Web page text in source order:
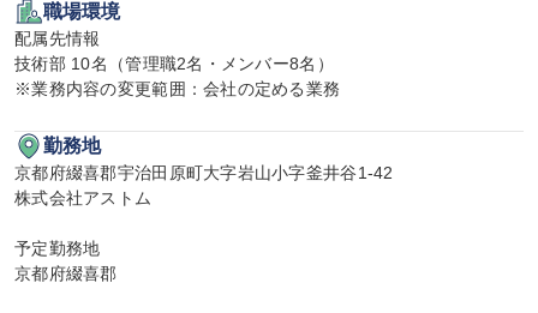
職場環境
配属先情報
技術部 10名（管理職2名・メンバー8名）
※業務内容の変更範囲：会社の定める業務
勤務地
京都府綴喜郡宇治田原町大字岩山小字釜井谷1-42
株式会社アストム
予定勤務地
京都府綴喜郡